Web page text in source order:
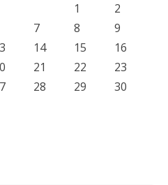
1
2
7 8
9
14 15
16
21 22
23
28 29
30